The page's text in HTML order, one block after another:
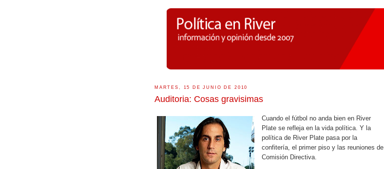
MARTES, 15 DE JUNIO DE 2010
Auditoria: Cosas gravisimas
Cuando el fútbol no anda bien en River
Plate se refleja en la vida política. Y la
política de River Plate pasa por la
confitería, el primer piso y las reuniones de
Comisión Directiva.